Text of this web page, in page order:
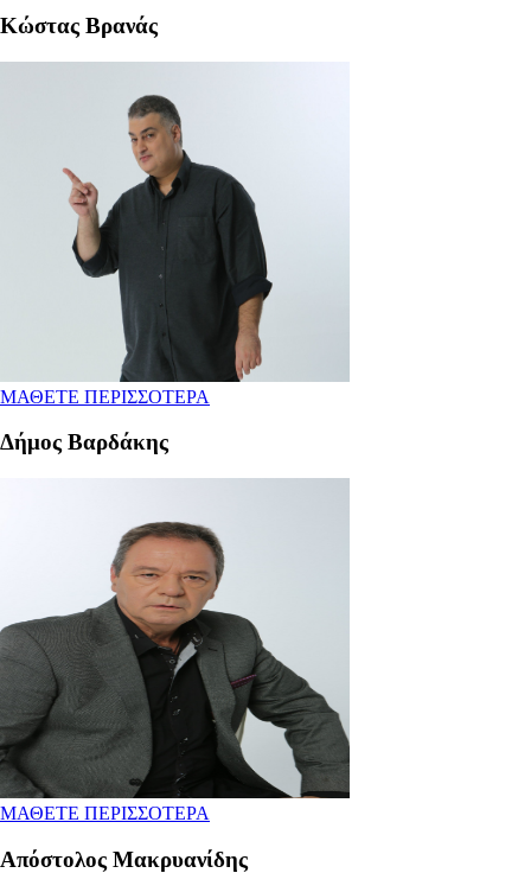
Κώστας Βρανάς
ΜΑΘΕΤΕ ΠΕΡΙΣΣΟΤΕΡΑ
Δήμος Βαρδάκης
ΜΑΘΕΤΕ ΠΕΡΙΣΣΟΤΕΡΑ
Aπόστολος Μακρυανίδης